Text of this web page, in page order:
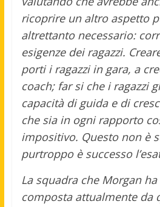
ricoprire un altro aspetto
altrettanto necessario:
esigenze dei ragazzi.
porti i ragazzi in gara, a
coach; far si che i ragazzi
capacità di guida e di
che sia in ogni rapporto
impositivo. Questo non è
purtroppo è successo
La squadra che Morgan
composta attualmente da